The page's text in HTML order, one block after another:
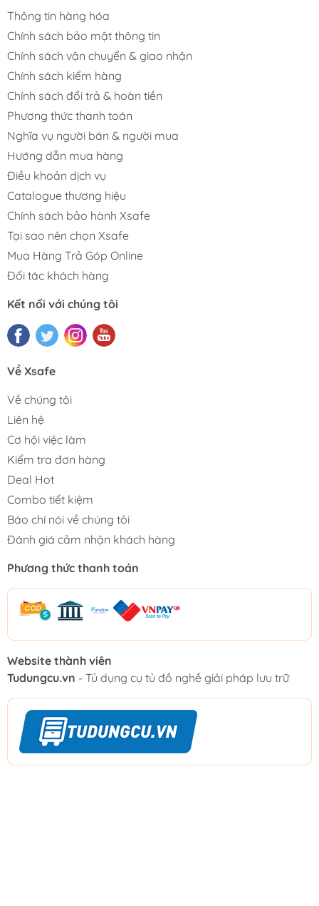
Thông tin hàng hóa
Chính sách bảo mật thông tin
Chính sách vận chuyển & giao nhận
Chính sách kiểm hàng
Chính sách đổi trả & hoàn tiền
Phương thức thanh toán
Nghĩa vụ người bán & người mua
Hướng dẫn mua hàng
Điều khoản dịch vụ
Catalogue thương hiệu
Chính sách bảo hành Xsafe
Tại sao nên chọn Xsafe
Mua Hàng Trả Góp Online
Đối tác khách hàng
Kết nối với chúng tôi
Về Xsafe
Về chúng tôi
Liên hệ
Cơ hội việc làm
Kiểm tra đơn hàng
Deal Hot
Combo tiết kiệm
Báo chí nói về chúng tôi
Đánh giá cảm nhận khách hàng
Phương thức thanh toán
Website thành viên
Tudungcu.vn - Tủ dụng cụ tủ đồ nghề giải pháp lưu trữ